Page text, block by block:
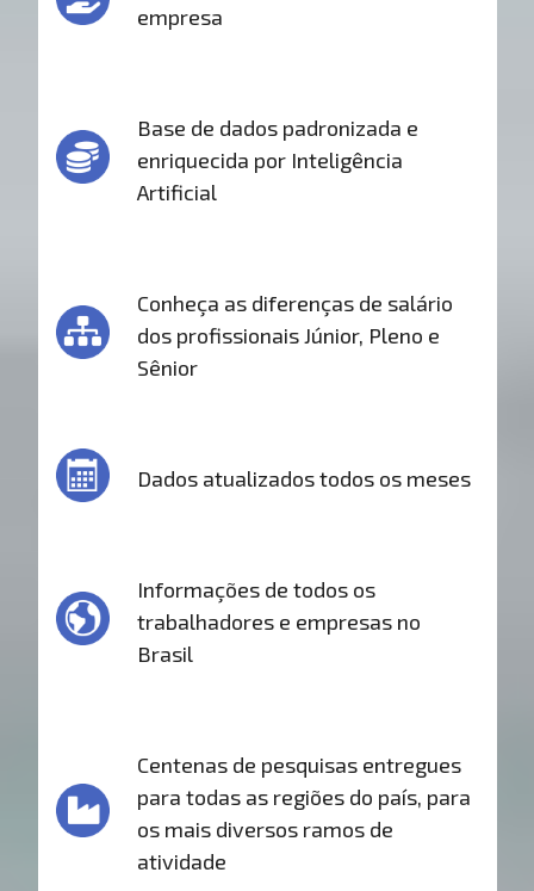
empresa
Base de dados padronizada e
enriquecida por Inteligência
Artificial
Conheça as diferenças de salário
dos profissionais Júnior, Pleno e
Sênior
Dados atualizados todos os meses
Informações de todos os
trabalhadores e empresas no
Brasil
Centenas de pesquisas entregues
para todas as regiões do país, para
os mais diversos ramos de
atividade